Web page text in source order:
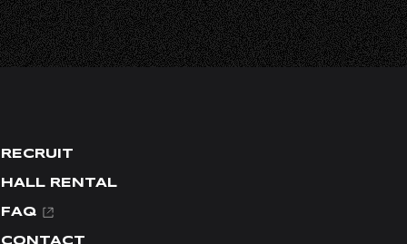
RECRUIT
HALL RENTAL
FAQ
CONTACT